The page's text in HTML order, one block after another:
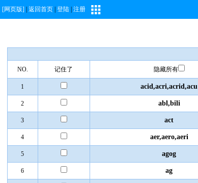
[网页版] 返回首页 登陆 注册
NO. 记住了 隐藏所有
1 acid,acri,acrid,acu
2 abl,bili
3 act
4 aer,aero,aeri
5 agog
6 ag